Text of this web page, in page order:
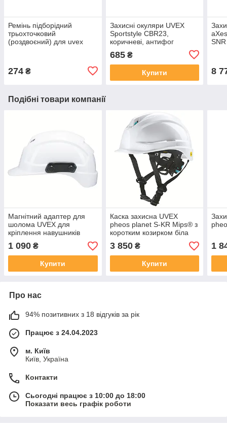
Ремінь підборідний
трьохточковий
(роздвоєний) для uvex
274 ₴
Захисні окуляри UVEX
Sportstyle CBR23,
коричневі, антифог
подряпин ззовні (9193223)
685₴
Купити 8
Подібні товари компанії
Магнітний адаптер для
шолома UVEX для
кріплення навушників
(9790078)
1 090 ₴
Купити
Каска захисна UVEX
pheos planet S-KR Mips® з
коротким козирком біла
3 850₴
Купити
1
Про нас
94% позитивних з 18 відгуків за рік
Працює з 24.04.2023
м. Київ
Київ, Україна
Контакти
Сьогодні працює з 10:00 до 18:00
Показати весь графік роботи